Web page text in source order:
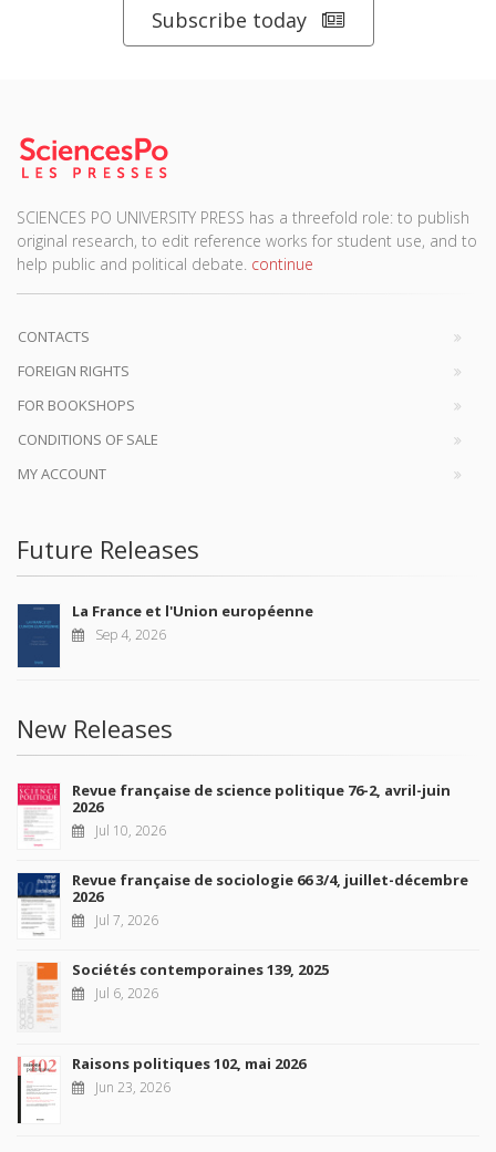
Subscribe today
SCIENCES PO UNIVERSITY PRESS has a threefold role: to publish
original research, to edit reference works for student use, and to
help public and political debate. continue
CONTACTS
FOREIGN RIGHTS
FOR BOOKSHOPS
CONDITIONS OF SALE
MY ACCOUNT
Future Releases
La France et l'Union européenne
Sep 4, 2026
New Releases
Revue française de science politique 76-2, avril-juin
2026
Jul 10, 2026
Revue française de sociologie 66 3/4, juillet-décembre
2026
Jul 7, 2026
Sociétés contemporaines 139, 2025
Jul 6, 2026
Raisons politiques 102, mai 2026
Jun 23, 2026